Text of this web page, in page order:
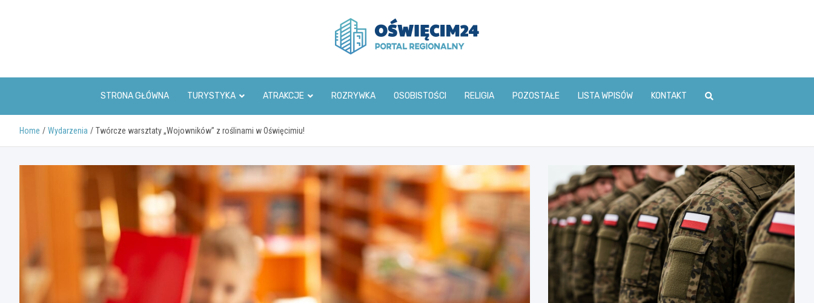
www.oswiecim24.pl
STRONA GŁÓWNA TURYSTYKA ATRAKCJE ROZRYWKA OSOBISTOŚCI RELIGIA POZOSTAŁE LISTA WPISÓW KONTAKT
Home Wydarzenia Twórcze warsztaty „Wojowników” z roślinami w Oświęcimiu!